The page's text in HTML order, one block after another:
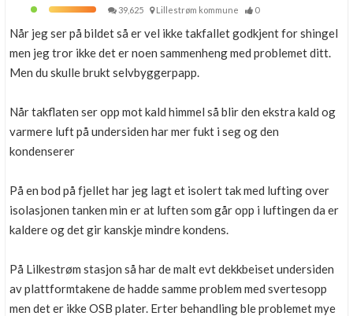
39,625
Lillestrøm kommune 0
Når jeg ser på bildet så er vel ikke takfallet godkjent for shingel
men jeg tror ikke det er noen sammenheng med problemet ditt.
Men du skulle brukt selvbyggerpapp.
Når takflaten ser opp mot kald himmel så blir den ekstra kald og
varmere luft på undersiden har mer fukt i seg og den
kondenserer
På en bod på fjellet har jeg lagt et isolert tak med lufting over
isolasjonen tanken min er at luften som går opp i luftingen da er
kaldere og det gir kanskje mindre kondens.
På Lilkestrøm stasjon så har de malt evt dekkbeiset undersiden
av plattformtakene de hadde samme problem med svertesopp
men det er ikke OSB plater. Erter behandling ble problemet mye